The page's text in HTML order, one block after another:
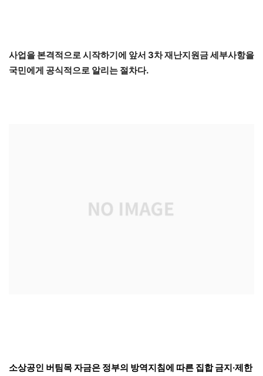
사업을 본격적으로 시작하기에 앞서 3차 재난지원금 세부사항을
국민에게 공식적으로 알리는 절차다.
소상공인 버팀목 자금은 정부의 방역지침에 따른 집합 금지·제한